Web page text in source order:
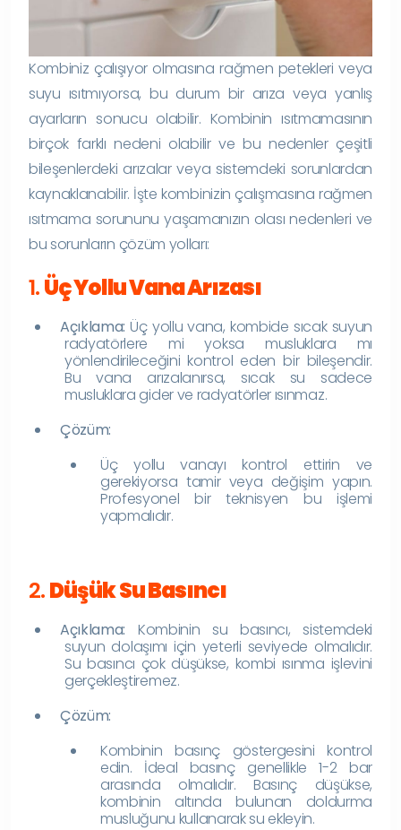
Kombiniz çalışıyor olmasına rağmen petekleri veya
suyu ısıtmıyorsa, bu durum bir arıza veya yanlış
ayarların sonucu olabilir. Kombinin ısıtmamasının
birçok farklı nedeni olabilir ve bu nedenler çeşitli
bileşenlerdeki arızalar veya sistemdeki sorunlardan
kaynaklanabilir. İşte kombinizin çalışmasına rağmen
ısıtmama sorununu yaşamanızın olası nedenleri ve
bu sorunların çözüm yolları:
1.Üç Yollu Vana Arızası
Açıklama: Üç yollu vana, kombide sıcak suyun
radyatörlere mi yoksa musluklara mı
yönlendirileceğini kontrol eden bir bileşendir.
Bu vana arızalanırsa, sıcak su sadece
musluklara gider ve radyatörler ısınmaz.
Çözüm:
Üç yollu vanayı kontrol ettirin ve
gerekiyorsa tamir veya değişim yapın.
Profesyonel bir teknisyen bu işlemi
yapmalıdır.
2.Düşük Su Basıncı
Açıklama: Kombinin su basıncı, sistemdeki
suyun dolaşımı için yeterli seviyede olmalıdır.
Su basıncı çok düşükse, kombi ısınma işlevini
gerçekleştiremez.
Çözüm:
Kombinin basınç göstergesini kontrol
edin. İdeal basınç genellikle 1-2 bar
arasında olmalıdır. Basınç düşükse,
kombinin altında bulunan doldurma
musluğunu kullanarak su ekleyin.